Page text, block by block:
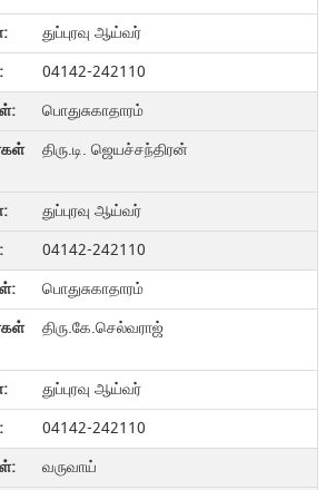
துப்புரவு ஆய்வர்
04142-242110
பொதுசுகாதாரம்
திரு.டி. ஜெயச்சந்திரன்
துப்புரவு ஆய்வர்
04142-242110
பொதுசுகாதாரம்
திரு.கே.செல்வராஜ்
துப்புரவு ஆய்வர்
04142-242110
வருவாய்